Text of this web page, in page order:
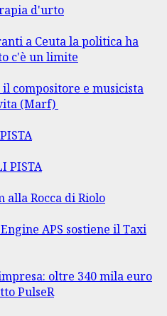
d'urto
a Ceuta la politica ha
c'è un limite
compositore e musicista
(Marf)
PISTA
alla Rocca di Riolo
APS sostiene il Taxi
oltre 340 mila euro
PulseR